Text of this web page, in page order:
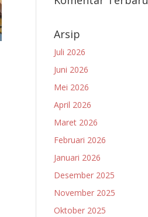
Arsip
Juli 2026
Juni 2026
Mei 2026
April 2026
Maret 2026
Februari 2026
Januari 2026
Desember 2025
November 2025
Oktober 2025